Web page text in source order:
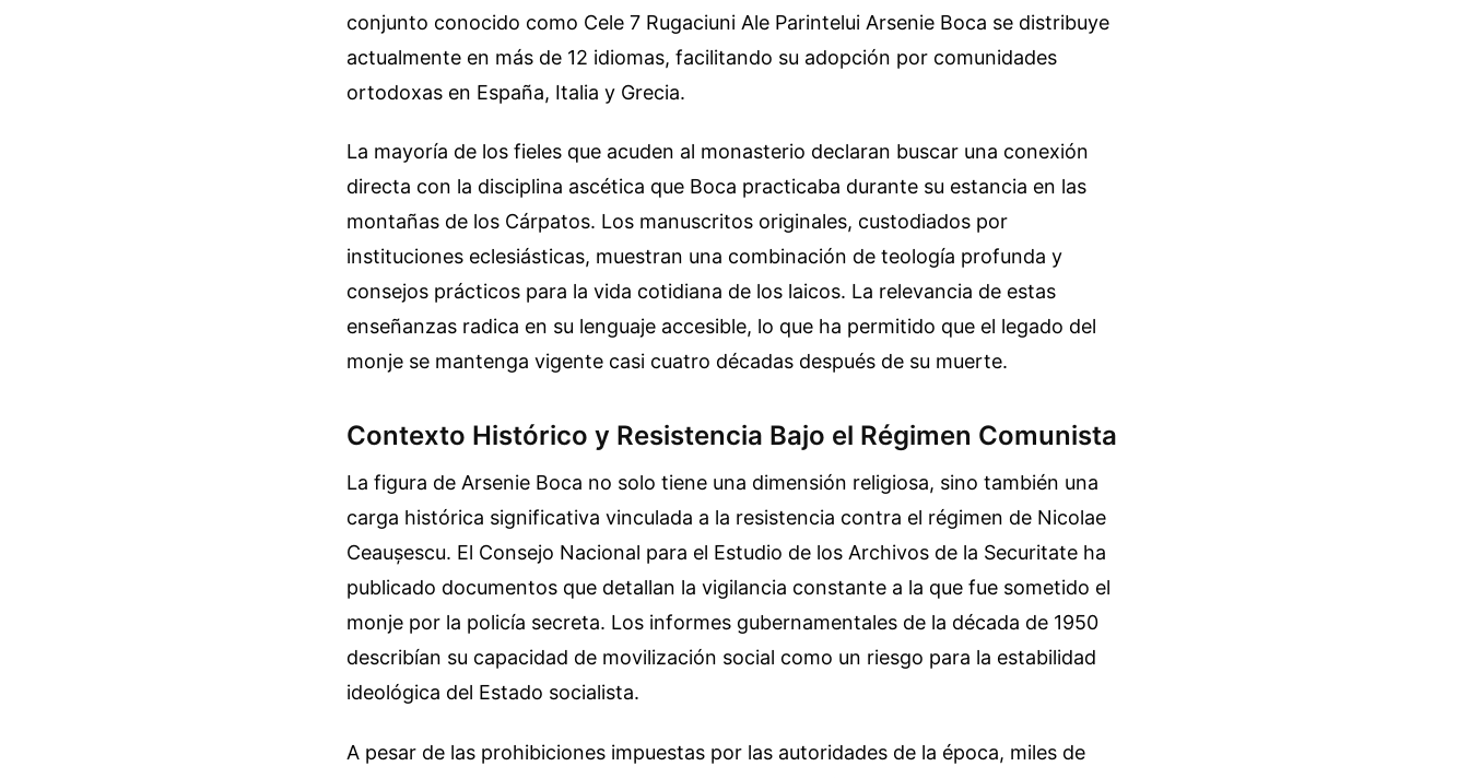
conjunto conocido como Cele 7 Rugaciuni Ale Parintelui Arsenie Boca se distribuye
actualmente en más de 12 idiomas, facilitando su adopción por comunidades
ortodoxas en España, Italia y Grecia.
La mayoría de los fieles que acuden al monasterio declaran buscar una conexión
directa con la disciplina ascética que Boca practicaba durante su estancia en las
montañas de los Cárpatos. Los manuscritos originales, custodiados por
instituciones eclesiásticas, muestran una combinación de teología profunda y
consejos prácticos para la vida cotidiana de los laicos. La relevancia de estas
enseñanzas radica en su lenguaje accesible, lo que ha permitido que el legado del
monje se mantenga vigente casi cuatro décadas después de su muerte.
Contexto Histórico y Resistencia Bajo el Régimen Comunista
La figura de Arsenie Boca no solo tiene una dimensión religiosa, sino también una
carga histórica significativa vinculada a la resistencia contra el régimen de Nicolae
Ceaușescu. El Consejo Nacional para el Estudio de los Archivos de la Securitate ha
publicado documentos que detallan la vigilancia constante a la que fue sometido el
monje por la policía secreta. Los informes gubernamentales de la década de 1950
describían su capacidad de movilización social como un riesgo para la estabilidad
ideológica del Estado socialista.
A pesar de las prohibiciones impuestas por las autoridades de la época, miles de